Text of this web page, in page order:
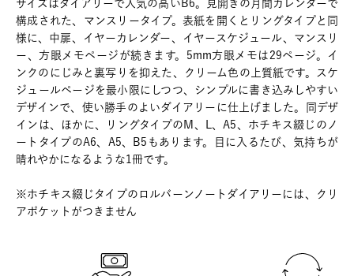
サイズはダイアリーで人気の高いB6。見開きの月間カレンダーで
構成された、マンスリータイプ。表紙を開くとリングタイプと同
様に、中扉、イヤーカレンダー、イヤースケジュール、マンスリ
ー、方眼メモページが続きます。5mm方眼メモは29ページ。イ
ンクのにじみと裏写りを抑えた、クリーム色の上質紙です。スケ
ジュールページを最小限にしつつ、シンプルに書き込みしやすい
デザインで、使い勝手のよいダイアリーに仕上げました。同デザ
インは、ほかに、リングタイプのM、L、A5、ホチキス綴じのノ
ートタイプのA6、A5、B5もあります。目に入るたび、気持ちが
晴れやかになるような1冊です。
※ホチキス綴じタイプのロルバーンノートダイアリーには、クリ
アポケットがつきません